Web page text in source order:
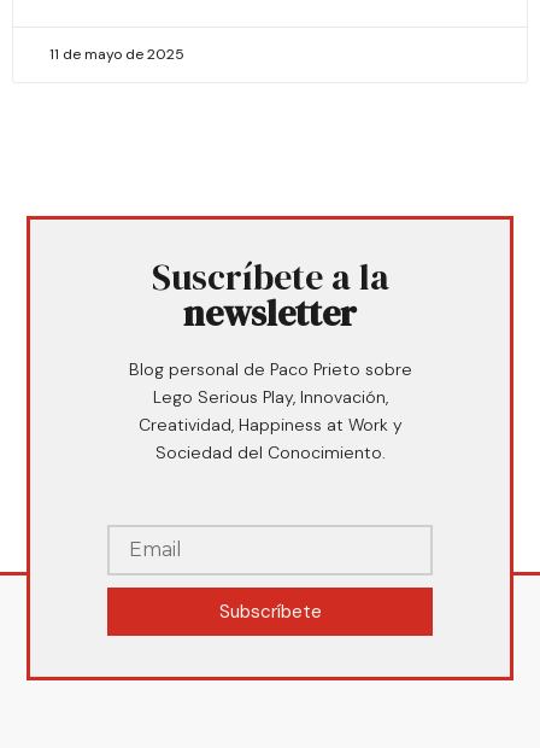
11 de mayo de 2025
Suscríbete a la
newsletter
Blog personal de Paco Prieto sobre
Lego Serious Play, Innovación,
Creatividad, Happiness at Work y
Sociedad del Conocimiento.
Subscríbete